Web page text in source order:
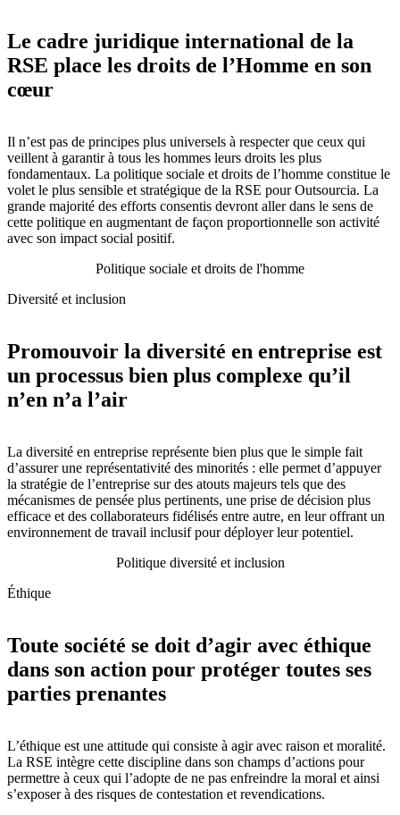
Le cadre juridique international de la
RSE place les droits de l’Homme en son
cœur
Il n’est pas de principes plus universels à respecter que ceux qui
veillent à garantir à tous les hommes leurs droits les plus
fondamentaux. La politique sociale et droits de l’homme constitue le
volet le plus sensible et stratégique de la RSE pour Outsourcia. La
grande majorité des efforts consentis devront aller dans le sens de
cette politique en augmentant de façon proportionnelle son activité
avec son impact social positif.
Politique sociale et droits de l'homme
Promouvoir la diversité en entreprise est
un processus bien plus complexe qu’il
n’en n’a l’air
Diversité et inclusion
La diversité en entreprise représente bien plus que le simple fait
d’assurer une représentativité des minorités : elle permet d’appuyer
la stratégie de l’entreprise sur des atouts majeurs tels que des
mécanismes de pensée plus pertinents, une prise de décision plus
efficace et des collaborateurs fidélisés entre autre, en leur offrant un
environnement de travail inclusif pour déployer leur potentiel.
Politique diversité et inclusion
Toute société se doit d’agir avec éthique
dans son action pour protéger toutes ses
parties prenantes
Éthique
L’éthique est une attitude qui consiste à agir avec raison et moralité.
La RSE intègre cette discipline dans son champs d’actions pour
permettre à ceux qui l’adopte de ne pas enfreindre la moral et ainsi
s’exposer à des risques de contestation et revendications.